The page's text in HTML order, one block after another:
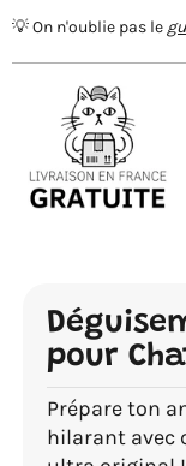
💡 On n'oublie pas le
pour
Prépare ton
hilarant avec